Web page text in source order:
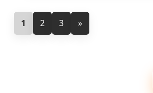
1 2 3 »